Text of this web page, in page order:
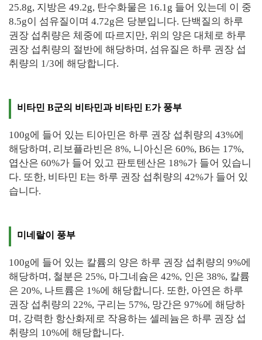
25.8g, 지방은 49.2g, 탄수화물은 16.1g 들어 있는데 이 중
8.5g이 섬유질이며 4.72g은 당분입니다. 단백질의 하루
권장 섭취량은 체중에 따르지만, 위의 양은 대체로 하루
권장 섭취량의 절반에 해당하며, 섬유질은 하루 권장 섭
취량의 1/3에 해당합니다.
비타민 B군의 비타민과 비타민 E가 풍부
100g에 들어 있는 티아민은 하루 권장 섭취량의 43%에
해당하며, 리보플라빈은 8%, 니아신은 60%, B6는 17%,
엽산은 60%가 들어 있고 판토텐산은 18%가 들어 있습니
다. 또한, 비타민 E는 하루 권장 섭취량의 42%가 들어 있
습니다.
미네랄이 풍부
100g에 들어 있는 칼륨의 양은 하루 권장 섭취량의 9%에
해당하며, 철분은 25%, 마그네슘은 42%, 인은 38%, 칼륨
은 20%, 나트륨은 1%에 해당합니다. 또한, 아연은 하루
권장 섭취량의 22%, 구리는 57%, 망간은 97%에 해당하
며, 강력한 항산화제로 작용하는 셀레늄은 하루 권장 섭
취량의 10%에 해당합니다.